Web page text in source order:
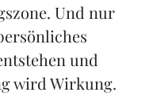
Und nur
und
wird Wirkung.